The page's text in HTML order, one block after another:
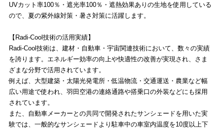
UVカット率100％・遮光率100％・遮熱効果ありの生地を使用している
ので、夏の紫外線対策・暑さ対策に活躍します。
【Radi-Cool技術の活用実績】
Radi-Cool技術は、建材・自動車・宇宙関連技術において、数々の実績
を誇ります。エネルギー効率の向上や快適性の改善が実現され、さま
ざまな分野で活用されています。
例えば、大型建築・太陽光発電所・低温物流・交通運送・農業など幅
広い用途で使われ、羽田空港の連絡通路や搭乗口の外装などにも採用
されています。
また、自動車メーカーとの共同で開発されたサンシェードを用いた実
験では、一般的なサンシェードより駐車中の車室内温度を10度以上下